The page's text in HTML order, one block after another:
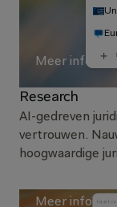
Meer
Research
AI-gedreven
vertrouwen.
hoogwaardige
Meer